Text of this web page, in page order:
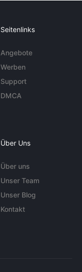
Seitenlinks
Angebote
Werben
Support
DMCA
Über Uns
Über uns
Unser Team
Unser Blog
Kontakt